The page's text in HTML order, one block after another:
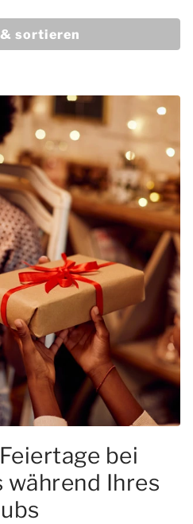
sortieren
bei
während Ihres